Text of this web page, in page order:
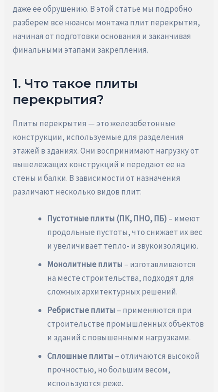
даже ее обрушению. В этой статье мы подробно
разберем все нюансы монтажа плит перекрытия,
начиная от подготовки основания и заканчивая
финальными этапами закрепления.
1. Что такое плиты
перекрытия?
Плиты перекрытия — это железобетонные
конструкции, используемые для разделения
этажей в зданиях. Они воспринимают нагрузку от
вышележащих конструкций и передают ее на
стены и балки. В зависимости от назначения
различают несколько видов плит:
Пустотные плиты (ПК, ПНО, ПБ) – имеют
продольные пустоты, что снижает их вес
и увеличивает тепло- и звукоизоляцию.
Монолитные плиты – изготавливаются
на месте строительства, подходят для
сложных архитектурных решений.
Ребристые плиты – применяются при
строительстве промышленных объектов
и зданий с повышенными нагрузками.
Сплошные плиты – отличаются высокой
прочностью, но большим весом,
используются реже.